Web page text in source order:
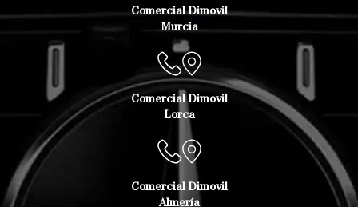
Comercial Dimovil
Murcia
Comercial Dimovil
Lorca
Comercial Dimovil
Almería